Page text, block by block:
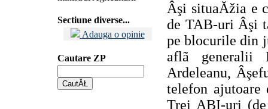
Sectiune diverse...
Adauga o opinie
Cautare ZP
Âşi situaĂžia e
de TAB-uri Âşi
pe blocurile din
aflã generalii
Ardeleanu,
telefon ajutoare
Trei ABI-uri